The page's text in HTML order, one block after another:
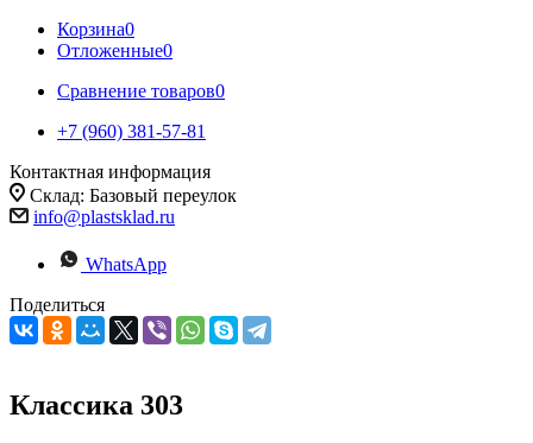
Корзина0
Отложенные0
Сравнение товаров0
+7 (960) 381-57-81
Контактная информация
Склад: Базовый переулок
info@plastsklad.ru
WhatsApp
Поделиться
Классика 303